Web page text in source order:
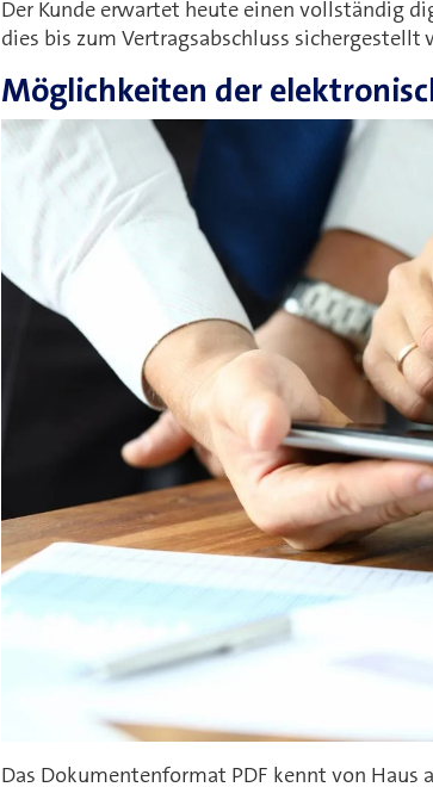
Der Kunde erwartet heute einen vollständig
dies bis zum Vertragsabschluss sichergestellt
Möglichkeiten der
Das Dokumentenformat PDF kennt von